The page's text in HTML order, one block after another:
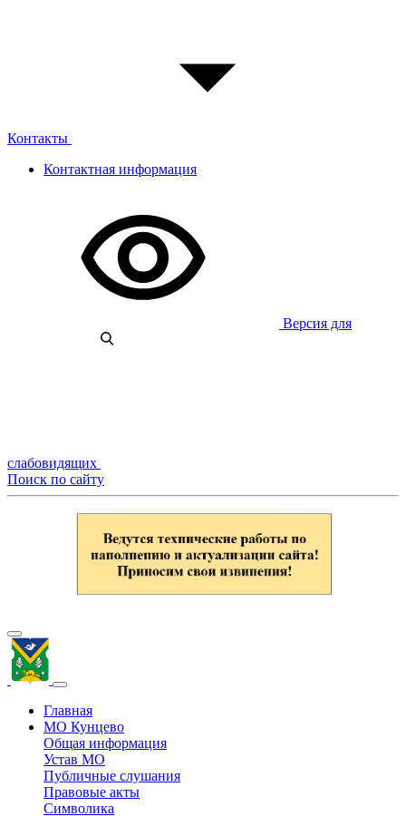
Контакты
Контактная информация
Версия для
слабовидящих
Поиск по сайту
Главная
МО Кунцево
Общая информация
Устав МО
Публичные слушания
Правовые акты
Символика